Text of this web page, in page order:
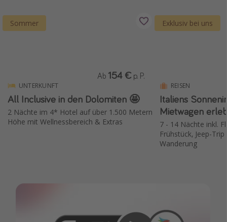
Sommer
UNTERKUNFT
All Inclusive in den Dolomiten 🤩
2 Nächte im 4* Hotel auf über 1.500 Metern
Höhe mit Wellnessbereich & Extras
Ab 154 € p. P.
Exklusiv bei uns
REISEN
Italiens
Mietwagen
7 - 14 Nächte inkl.
Frühstück, Jeep-
Wanderung